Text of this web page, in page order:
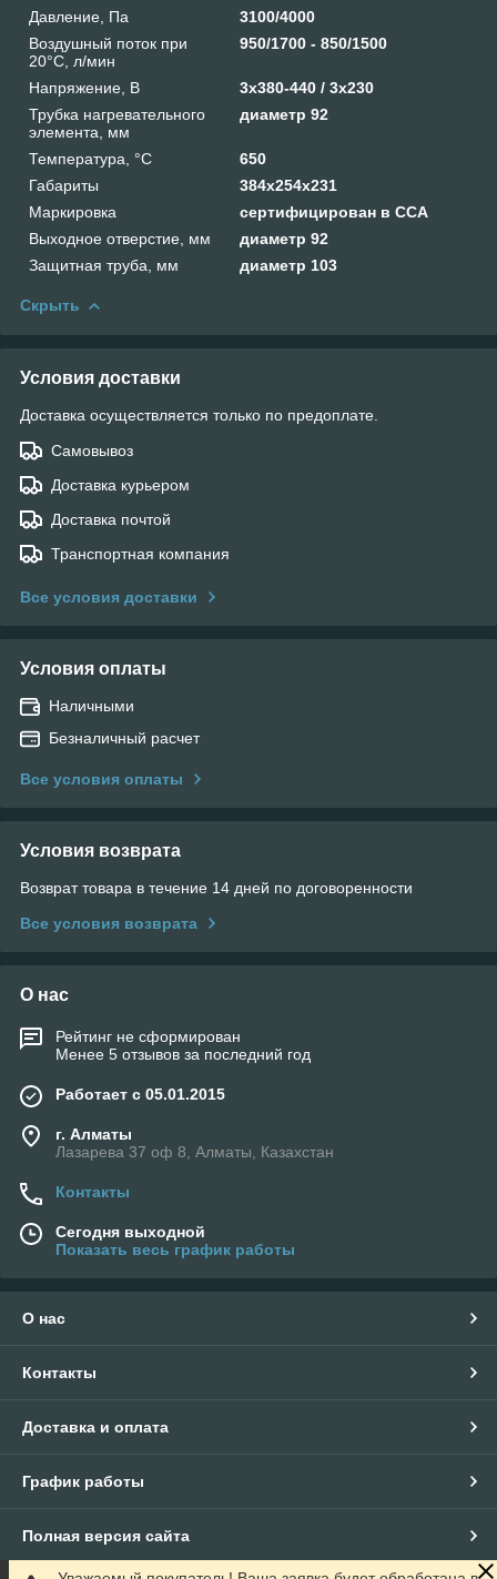
Давление, Па
3100/4000
Воздушный поток при
20°C, л/мин
950/1700 - 850/1500
Напряжение, В
3х380-440 / 3х230
Трубка нагревательного
элемента, мм
диаметр 92
Температура, °C
650
Габариты
384х254х231
Маркировка
сертифицирован в ССА
Выходное отверстие, мм
диаметр 92
Защитная труба, мм
диаметр 103
Скрыть
Условия доставки
Доставка осуществляется только по предоплате.
Самовывоз
Доставка курьером
Доставка почтой
Транспортная компания
Все условия доставки
Условия оплаты
Наличными
Безналичный расчет
Все условия оплаты
Условия возврата
Возврат товара в течение 14 дней по договоренности
Все условия возврата
О нас
Рейтинг не сформирован
Менее 5 отзывов за последний год
Работает с 05.01.2015
г. Алматы
Лазарева 37 оф 8, Алматы, Казахстан
Контакты
Сегодня выходной
Показать весь график работы
О нас
Контакты
Доставка и оплата
График работы
Полная версия сайта